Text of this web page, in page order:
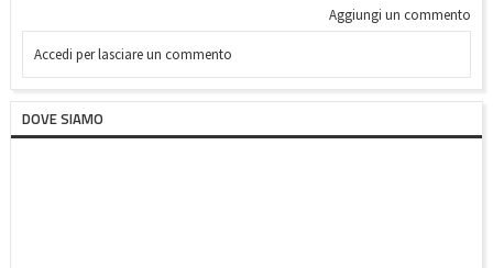
Aggiungi un commento
Accedi per lasciare un commento
DOVE SIAMO